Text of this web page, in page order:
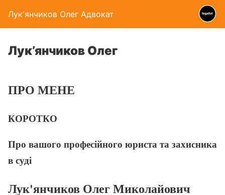
Лук'янчиков Олег Адвокат
Лук’янчиков Олег
ПРО МЕНЕ
КОРОТКО
Про вашого професійного юриста та захисника
в суді
Лук'янчиков Олег Миколайович